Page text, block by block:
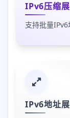
IPv6压缩
IPv6地址